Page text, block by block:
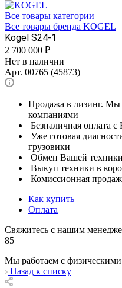
Все товары категории
Все товары бренда KOGEL
Kogel S24-1
2 700 000 ₽
Нет в наличии
Арт. 00765 (45873)
Продажа в лизинг. Мы
компаниями
Безналичная оплата
Уже готовая
грузовики
Обмен Вашей
Выкуп техники в
Комиссионная
Как купить
Оплата
Свяжитесь с нашим
85
Мы работаем с
Назад к списку